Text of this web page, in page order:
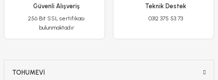
-%20
Güvenli Alışveriş
256 Bit SSL sertifikası
bulunmaktadır
Teknik Destek
0312 375 53 73
TOHUMEVİ